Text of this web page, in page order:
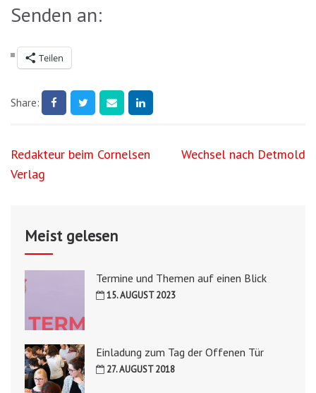
Senden an:
Teilen
Share:
Beitragsnavigation
Redakteur beim Cornelsen
Verlag
Wechsel nach Detmold
Meist gelesen
Termine und Themen auf einen Blick
15. AUGUST 2023
Einladung zum Tag der Offenen Tür
27. AUGUST 2018